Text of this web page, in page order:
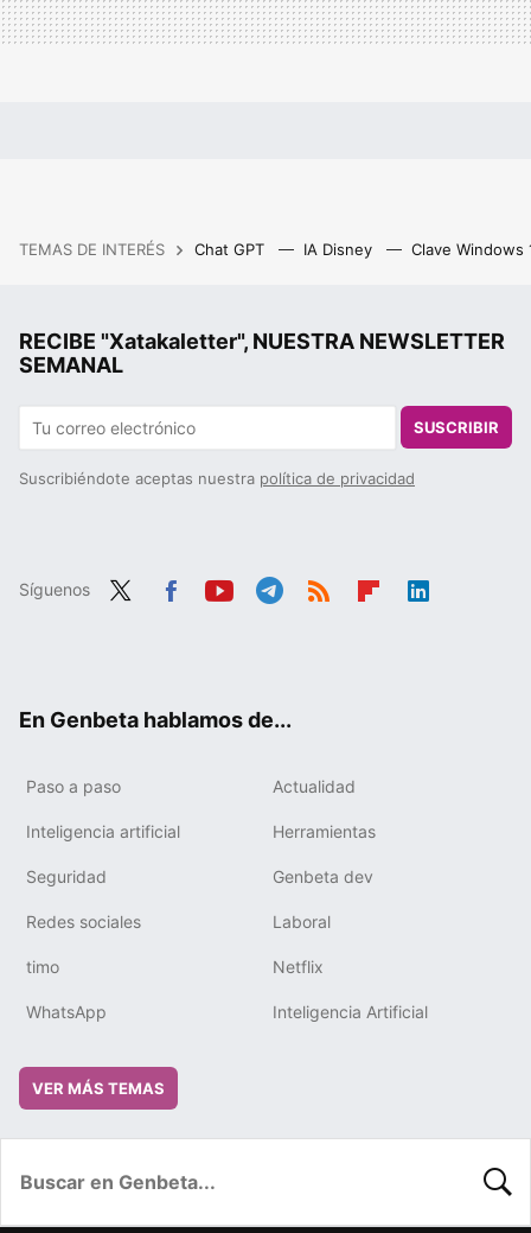
TEMAS DE INTERÉS Chat GPT IA Disney Clave Windows
RECIBE "Xatakaletter", NUESTRA NEWSLETTER
SEMANAL
SUSCRIBIR
Suscribiéndote aceptas nuestra política de privacidad
Síguenos
En Genbeta hablamos de...
Paso a paso Actualidad
Inteligencia artificial Herramientas
Seguridad Genbeta dev
Redes sociales Laboral
timo Netflix
WhatsApp Inteligencia Artificial
VER MÁS TEMAS